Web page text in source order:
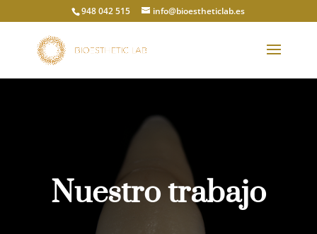
948 042 515 info@bioestheticlab.es
Nuestro trabajo